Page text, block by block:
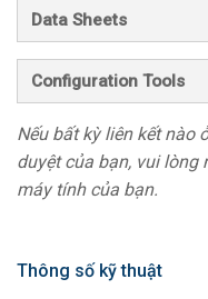
Data Sheets
Configuration Tools
Nếu bất kỳ liên kết nào
duyệt của bạn, vui lòng
máy tính của bạn.
Thông số kỹ thuật